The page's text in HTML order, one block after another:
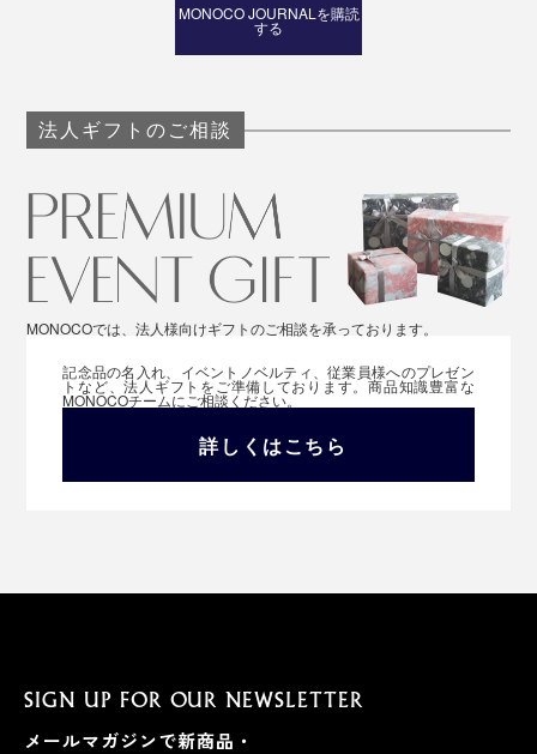
MONOCO JOURNALを購読
する
法人ギフトのご相談
MONOCOでは、法人様向けギフトのご相談を承っております。
記念品の名入れ、イベントノベルティ、従業員様へのプレゼン
トなど、法人ギフトをご準備しております。商品知識豊富な
MONOCOチームにご相談ください。
詳しくはこちら
SIGN UP FOR OUR NEWSLETTER
メールマガジンで新商品・